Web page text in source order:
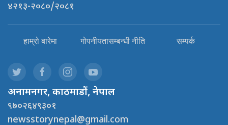
४२१३-२०८०/२०८१
हाम्रो बारेमा गोपनीयतासम्बन्धी नीति सम्पर्क
अनामनगर, काठमाडौं, नेपाल
९७०२६४९३०१
newsstorynepal@gmail.com